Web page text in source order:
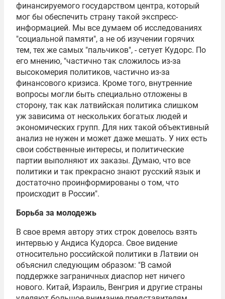
финансируемого государством центра, который
мог бы обеспечить страну такой экспресс-
информацией. Мы все думаем об исследованиях
"социальной памяти", а не об изучении горячих
тем, тех же самых "пальчиков", - сетует Кудорс. По
его мнению, "частично так сложилось из-за
высокомерия политиков, частично из-за
финансового кризиса. Кроме того, внутренние
вопросы могли быть специально отложены в
сторону, так как латвийская политика слишком
уж зависима от нескольких богатых людей и
экономических групп. Для них такой объективный
анализ не нужен и может даже мешать. У них есть
свои собственные интересы, и политические
партии выполняют их заказы. Думаю, что все
политики и так прекрасно знают русский язык и
достаточно проинформированы о том, что
происходит в России".
Борьба за молодежь
В свое время автору этих строк довелось взять
интервью у Андиса Кудорса. Свое видение
относительно российской политики в Латвии он
объяснил следующим образом: "В самой
поддержке заграничных диаспор нет ничего
нового. Китай, Израиль, Венгрия и другие страны